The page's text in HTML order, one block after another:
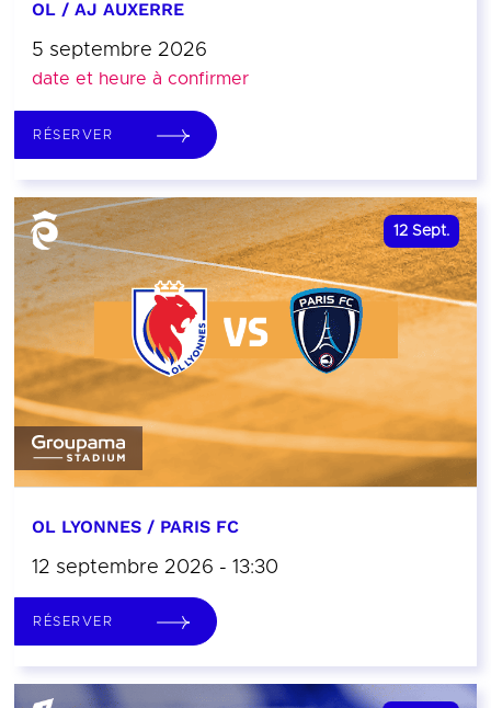
OL / AJ AUXERRE
5 septembre 2026
date et heure à confirmer
RÉSERVER
12 Sept.
OL LYONNES / PARIS FC
12 septembre 2026 - 13:30
RÉSERVER